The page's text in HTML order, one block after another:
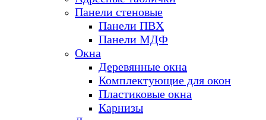
Панели стеновые
Панели ПВХ
Панели МДФ
Окна
Деревянные окна
Комплектующие для окон
Пластиковые окна
Карнизы